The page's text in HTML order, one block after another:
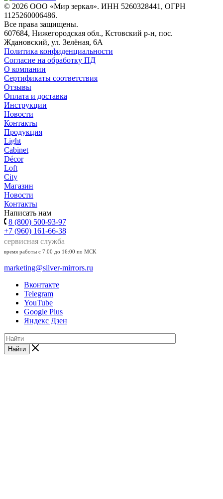
© 2026 ООО «Мир зеркал». ИНН 5260328441, ОГРН
1125260006486.
Все права защищены.
607684, Нижегородская обл., Кстовский р-н, пос.
Ждановский, ул. Зелёная, 6А
Политика конфиденциальности
Согласие на обработку ПД
О компании
Сертификаты соответствия
Отзывы
Оплата и доставка
Инструкции
Новости
Контакты
Продукция
Light
Cabinet
Décor
Loft
City
Магазин
Новости
Контакты
Написать нам
8 (800) 500-93-97
+7 (960) 161-66-38
сервисная служба
время работы с 7:00 до 16:00 по МСК
marketing@silver-mirrors.ru
Вконтакте
Telegram
YouTube
Google Plus
Яндекс Дзен
Найти